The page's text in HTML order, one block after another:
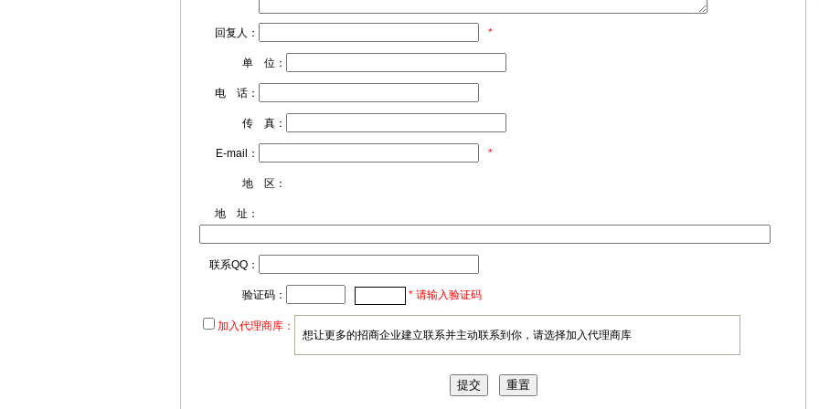
回复人： *
单 位：
电 话：
传 真：
E-mail： *
地 区：
地 址：
联系QQ：
验证码： * 请输入验证码
加入代理商库：
想让更多的招商企业建立联系并主动联系到你，请选择加入代理商库